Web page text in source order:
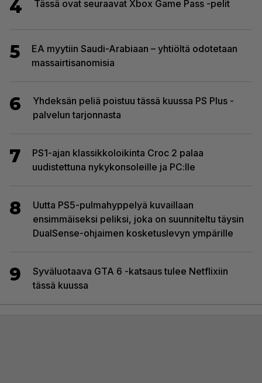
4 Tässä ovat seuraavat Xbox Game Pass -pelit
5
EA myytiin Saudi-Arabiaan – yhtiöltä odotetaan
massairtisanomisia
6
Yhdeksän peliä poistuu tässä kuussa PS Plus -
palvelun tarjonnasta
7
PS1-ajan klassikkoloikinta Croc 2 palaa
uudistettuna nykykonsoleille ja PC:lle
8
Uutta PS5-pulmahyppelyä kuvaillaan
ensimmäiseksi peliksi, joka on suunniteltu täysin
DualSense-ohjaimen kosketuslevyn ympärille
9
Syväluotaava GTA 6 -katsaus tulee Netflixiin
tässä kuussa